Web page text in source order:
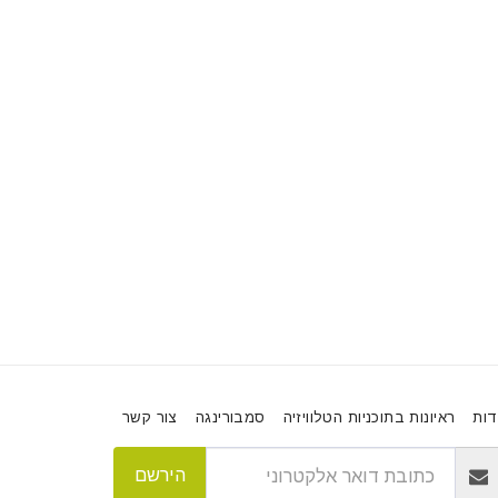
ראיונות בתוכניות הטלוויזיה סמבורינגה צור קשר
הירשם